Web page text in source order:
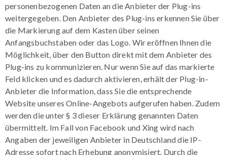
personenbezogenen Daten an die Anbieter der Plug-ins
weitergegeben. Den Anbieter des Plug-ins erkennen Sie über
die Markierung auf dem Kasten über seinen
Anfangsbuchstaben oder das Logo. Wir eröffnen Ihnen die
Möglichkeit, über den Button direkt mit dem Anbieter des
Plug-ins zu kommunizieren. Nur wenn Sie auf das markierte
Feld klicken und es dadurch aktivieren, erhält der Plug-in-
Anbieter die Information, dass Sie die entsprechende
Website unseres Online-Angebots aufgerufen haben. Zudem
werden die unter § 3 dieser Erklärung genannten Daten
übermittelt. Im Fall von Facebook und Xing wird nach
Angaben der jeweiligen Anbieter in Deutschland die IP-
Adresse sofort nach Erhebung anonymisiert. Durch die